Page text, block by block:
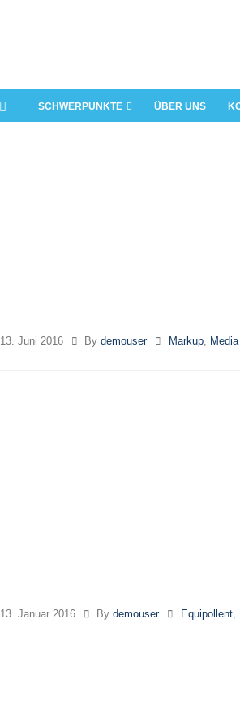
SCHWERPUNKTE ÜBER UNS
13. Juni 2016 Bydemouser Markup, Media
13. Januar 2016 Bydemouser Equipollent,